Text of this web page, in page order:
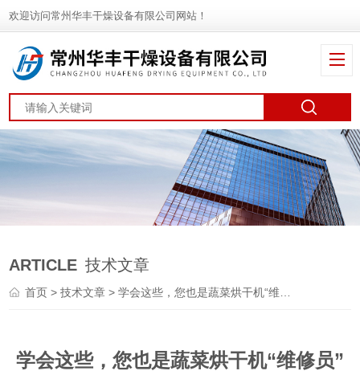
欢迎访问常州华丰干燥设备有限公司网站！
ARTICLE 技术文章
首页 >技术文章 > 学会这些，您也是蔬菜烘干机“维修员”
学会这些，您也是蔬菜烘干机“维修员”